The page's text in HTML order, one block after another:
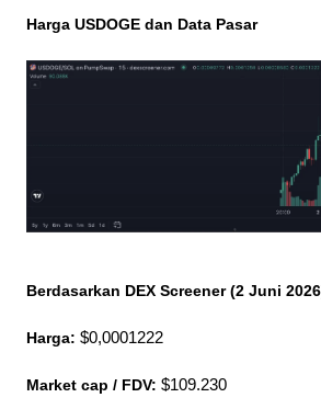
Harga USDOGE dan Data Pasar
Berdasarkan DEX Screener (2 Juni
Harga: $0,0001222
Market cap / FDV: $109.230